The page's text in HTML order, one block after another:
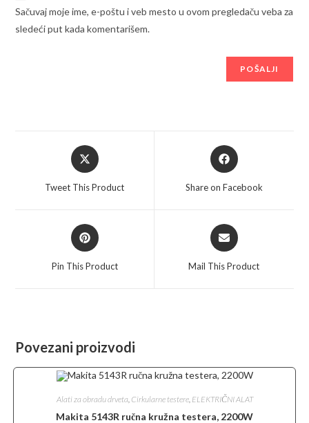
Sačuvaj moje ime, e-poštu i veb mesto u ovom pregledaču veba za
sledeći put kada komentarišem.
Opens
in
Tweet This Product
Opens
in
Share on Facebook
Opens
in
Pin This Product
Opens
in
Mail This Product
Povezani proizvodi
Alati za obradu drveta Cirkularne testere, ELEKTRIČNI ALAT
Makita 5143R ručna kružna testera, 2200W